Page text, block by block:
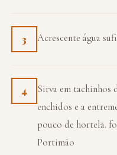
3 Acrescente água
4
Sirva em tachinhos
enchidos e a
pouco de hortelã.
Portimão